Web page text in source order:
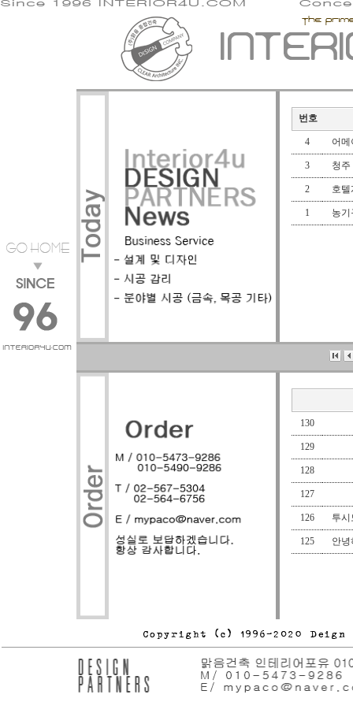
번호
4 어
3 청주
2 호텔
1 농
130
129
128
127
126 투시
125 안녕